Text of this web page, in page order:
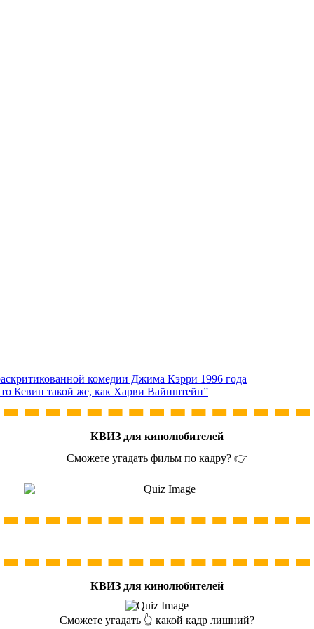
комедии Джима Кэрри 1996 года
Кевин такой же, как Харви Вайнштейн”
КВИЗ для кинолюбителей
Сможете угадать фильм по кадру? 👉
КВИЗ для кинолюбителей
Сможете угадать 👆 какой кадр лишний?